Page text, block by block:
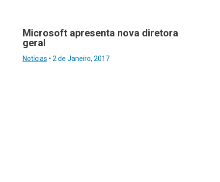
Microsoft apresenta nova diretora
geral
Notícias • 2 de Janeiro, 2017